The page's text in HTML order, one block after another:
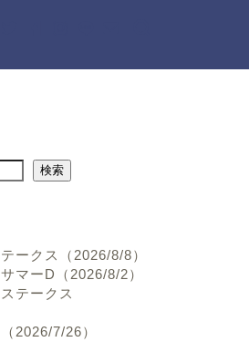
検索
ークス（2026/8/8）
マーD（2026/8/2）
テークス
2026/7/26）